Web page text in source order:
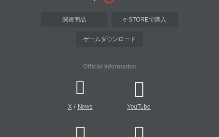
関連商品 e-STOREで購入
ゲームダウンロード
Official Information
X/ News YouTube